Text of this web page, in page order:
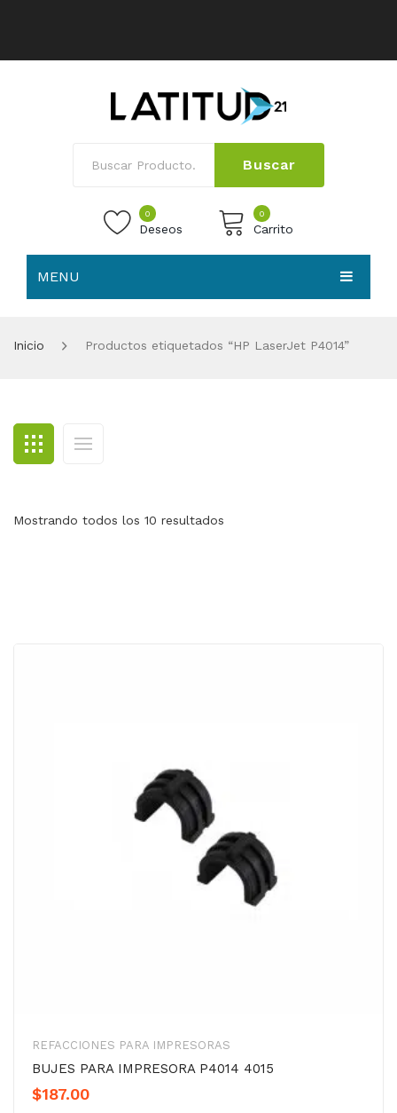
Buscar
0
Deseos
0
Carrito
MENU
BLOG
CONTACTO
Inicio Productos etiquetados “HP LaserJet P4014”
Mostrando todos los 10 resultados
REFACCIONES PARA IMPRESORAS
BUJES PARA IMPRESORA P4014 4015
$187.00